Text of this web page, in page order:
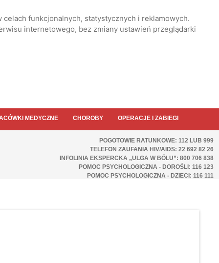
funkcjonalnych, statystycznych i reklamowych.
internetowego, bez zmiany ustawień przeglądarki
MEDYCZNE CHOROBY OPERACJE I ZABIEGI
POGOTOWIE RATUNKOWE: 112 LUB 999
TELEFON ZAUFANIA HIV/AIDS: 22 692 82 26
INFOLINIA EKSPERCKA „ULGA W BÓLU”: 800 706 838
POMOC PSYCHOLOGICZNA - DOROŚLI: 116 123
POMOC PSYCHOLOGICZNA - DZIECI: 116 111